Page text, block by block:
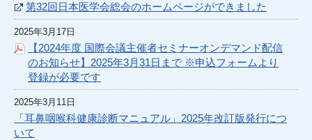
第32回日本医学会総会のホームページができました
2025年3月17日
【2024年度 国際会議主催者セミナーオンデマンド配信
のお知らせ】2025年3月31日まで ※申込フォームより
登録が必要です
2025年3月11日
「耳鼻咽喉科健康診断マニュアル」2025年改訂版発行につ
いて